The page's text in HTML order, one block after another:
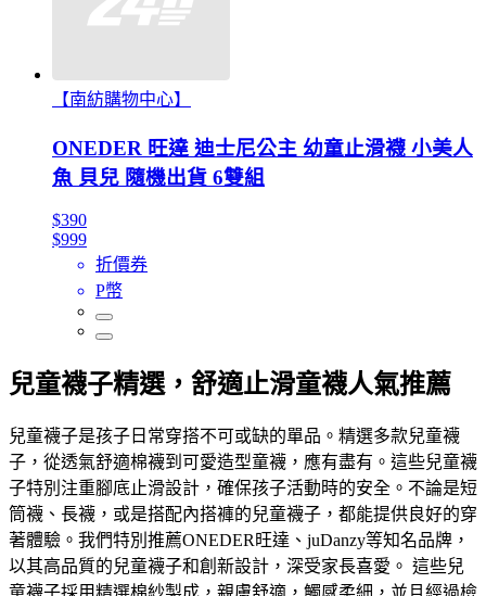
【南紡購物中心】
ONEDER 旺達 迪士尼公主 幼童止滑襪 小美人
魚 貝兒 隨機出貨 6雙組
$390
$999
折價券
P幣
兒童襪子精選，舒適止滑童襪人氣推薦
兒童襪子是孩子日常穿搭不可或缺的單品。精選多款兒童襪
子，從透氣舒適棉襪到可愛造型童襪，應有盡有。這些兒童襪
子特別注重腳底止滑設計，確保孩子活動時的安全。不論是短
筒襪、長襪，或是搭配內搭褲的兒童襪子，都能提供良好的穿
著體驗。我們特別推薦ONEDER旺達、juDanzy等知名品牌，
以其高品質的兒童襪子和創新設計，深受家長喜愛。 這些兒